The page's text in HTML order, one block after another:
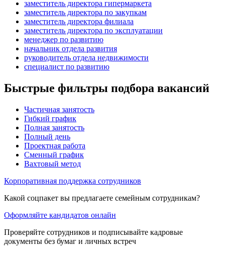
заместитель директора гипермаркета
заместитель директора по закупкам
заместитель директора филиала
заместитель директора по эксплуатации
менеджер по развитию
начальник отдела развития
руководитель отдела недвижимости
специалист по развитию
Быстрые фильтры подбора вакансий
Частичная занятость
Гибкий график
Полная занятость
Полный день
Проектная работа
Сменный график
Вахтовый метод
Корпоративная поддержка сотрудников
Какой соцпакет вы предлагаете семейным сотрудникам?
Оформляйте кандидатов онлайн
Проверяйте сотрудников и подписывайте кадровые
документы без бумаг и личных встреч